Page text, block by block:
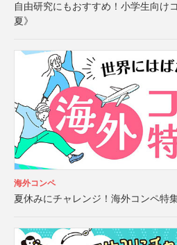
自由研究にもおすすめ！小学生向け
夏》
海外コンペ
夏休みにチャレンジ！海外コンペ特